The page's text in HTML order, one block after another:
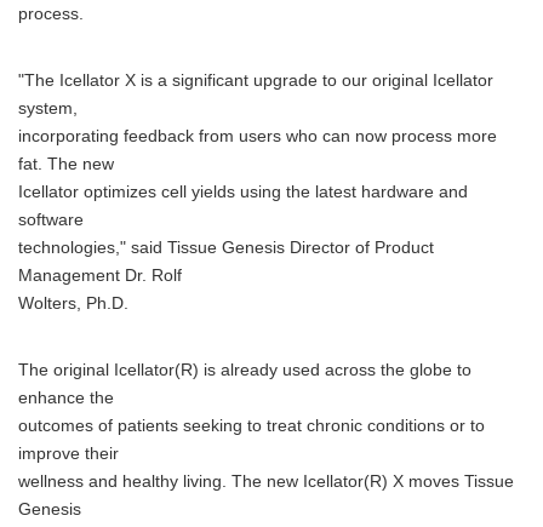
process.
"The Icellator X is a significant upgrade to our original Icellator
system,
incorporating feedback from users who can now process more
fat. The new
Icellator optimizes cell yields using the latest hardware and
software
technologies," said Tissue Genesis Director of Product
Management Dr. Rolf
Wolters, Ph.D.
The original Icellator(R) is already used across the globe to
enhance the
outcomes of patients seeking to treat chronic conditions or to
improve their
wellness and healthy living. The new Icellator(R) X moves Tissue
Genesis